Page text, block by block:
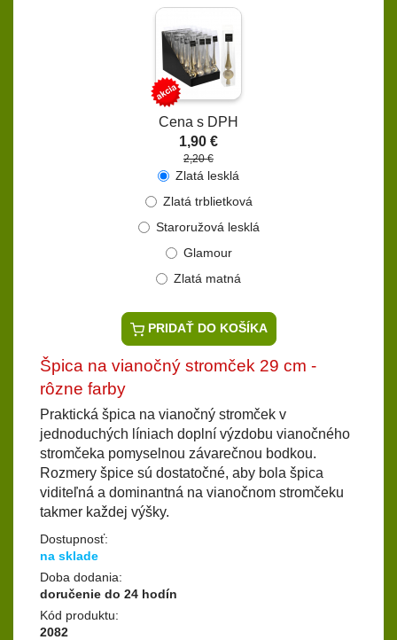
Cena s DPH
1,90 €
2,20 €
Zlatá lesklá
Zlatá trblietková
Staroružová lesklá
Glamour
Zlatá matná
PRIDAŤ DO KOŠÍKA
Špica na vianočný stromček 29 cm -
rôzne farby
Praktická špica na vianočný stromček v
jednoduchých líniach doplní výzdobu vianočného
stromčeka pomyselnou závarečnou bodkou.
Rozmery špice sú dostatočné, aby bola špica
viditeľná a dominantná na vianočnom stromčeku
takmer každej výšky.
Dostupnosť:
na sklade
Doba dodania:
doručenie do 24 hodín
Kód produktu:
2082